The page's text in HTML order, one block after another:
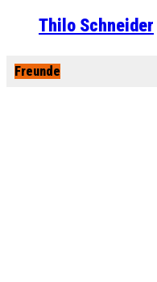
Thilo Schneider
Freunde